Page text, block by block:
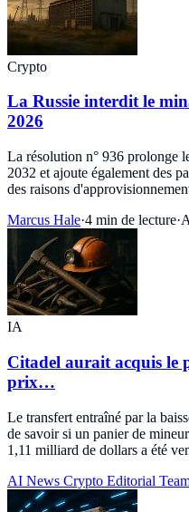
Crypto
La Russie interdit le
2026
La résolution n° 936 prolonge
2032 et ajoute également des
des raisons
Marcus Hale·4 min de lecture·
IA
Citadel aurait acquis le
prix…
Le transfert entraîné par la
de savoir si un panier de
1,11 milliard de dollars a été
AI News Crypto Editorial